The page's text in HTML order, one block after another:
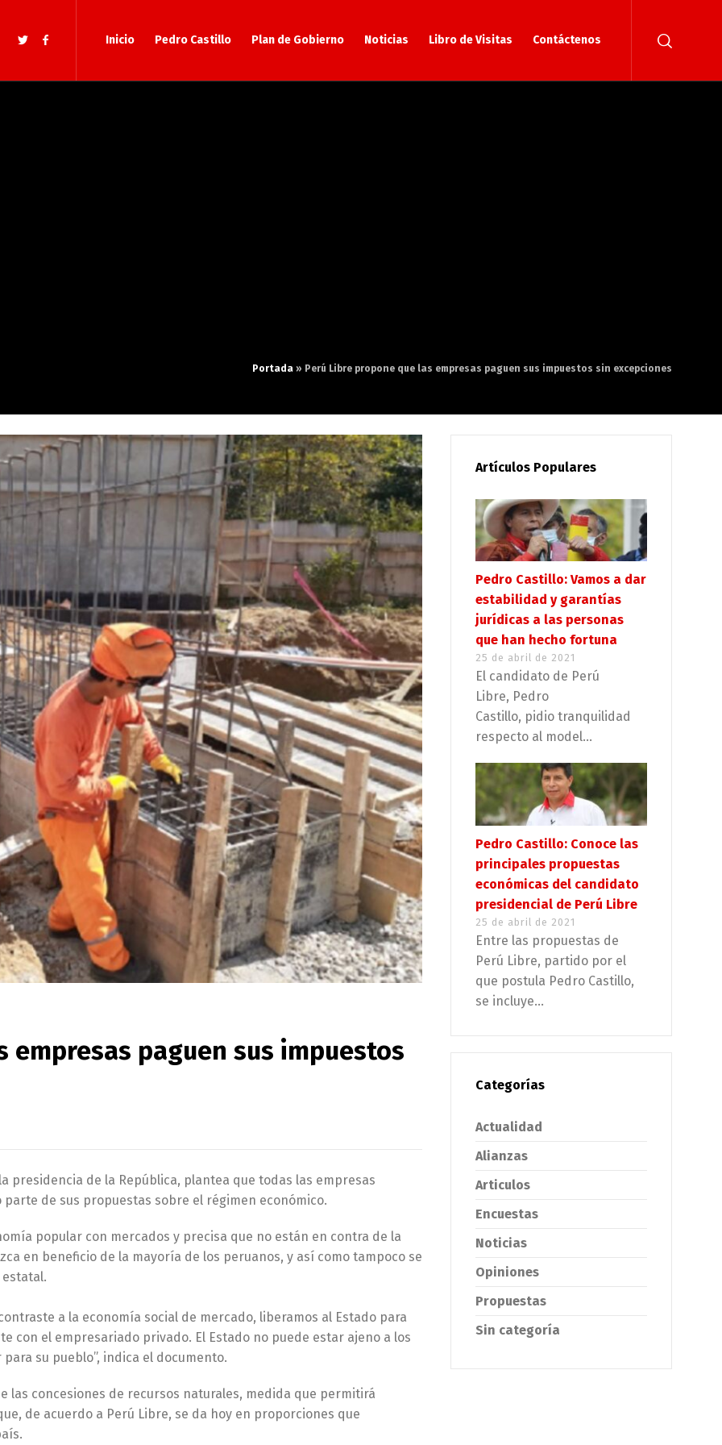
Inicio Pedro Castillo Plan de Gobierno Noticias Libro de Visitas Contáctenos
Portada » Perú Libre propone que las empresas paguen sus impuestos sin excepciones
empresas paguen sus impuestos
presidencia de la República, plantea que todas las empresas
de sus propuestas sobre el régimen económico.
popular con mercados y precisa que no están en contra de la
en beneficio de la mayoría de los peruanos, y así como tampoco se
a la economía social de mercado, liberamos al Estado para
con el empresariado privado. El Estado no puede estar ajeno a los
su pueblo”, indica el documento.
las concesiones de recursos naturales, medida que permitirá
de acuerdo a Perú Libre, se da hoy en proporciones que
Artículos Populares
Pedro Castillo: Vamos a dar
estabilidad y garantías
jurídicas a las personas
que han hecho fortuna
25 de abril de 2021
El candidato de Perú
Libre, Pedro
Castillo, pidio tranquilidad
respecto al model...
Pedro Castillo: Conoce las
principales propuestas
económicas del candidato
presidencial de Perú Libre
25 de abril de 2021
Entre las propuestas de
Perú Libre, partido por el
que postula Pedro Castillo,
se incluye...
Categorías
Actualidad
Alianzas
Articulos
Encuestas
Noticias
Opiniones
Propuestas
Sin categoría